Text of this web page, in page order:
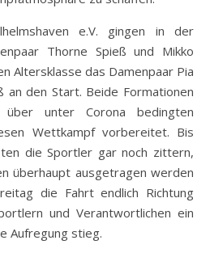
e.V. gingen in der
Thorne Spieß und Mikko
Altersklasse das Damenpaar Pia
an den Start. Beide Formationen
unter Corona bedingten
Wettkampf vorbereitet. Bis
die Sportler gar noch zittern,
überhaupt ausgetragen werden
die Fahrt endlich Richtung
und Verantwortlichen ein
Aufregung stieg.